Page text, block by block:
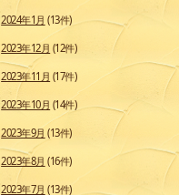
2024年1月 (13件)
2023年12月 (12件)
2023年11月 (17件)
2023年10月 (14件)
2023年9月 (13件)
2023年8月 (16件)
2023年7月 (13件)